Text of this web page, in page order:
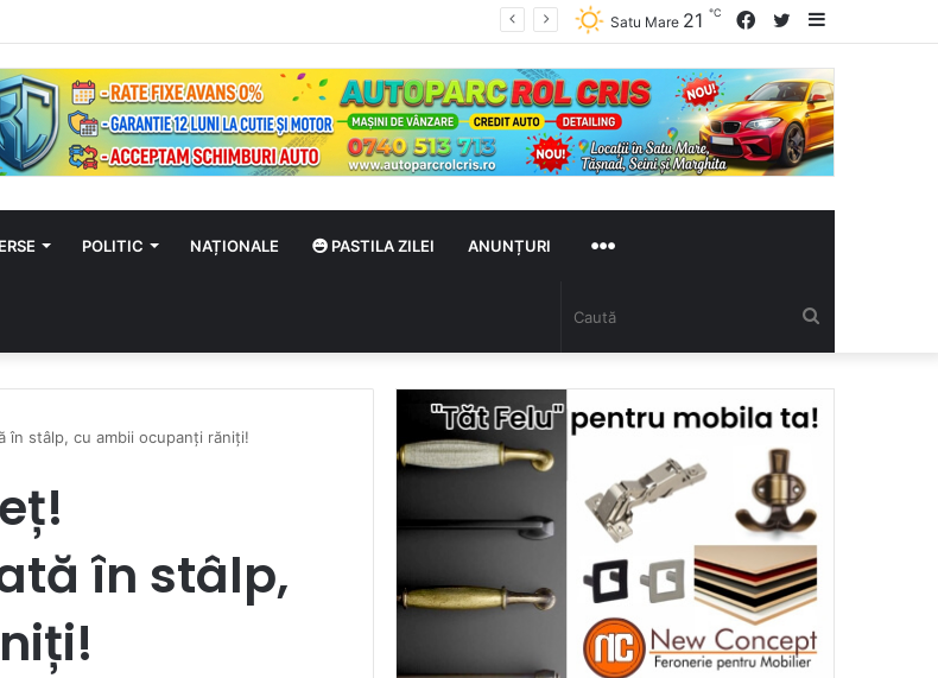
Sidebar
Twitter
Facebook
Satu Mare 21 ℃
POLITIC NAȚIONALE PASTILA ZILEI ANUNȚURI
MULTE
stâlp, cu ambii ocupanți răniți!
în stâlp,